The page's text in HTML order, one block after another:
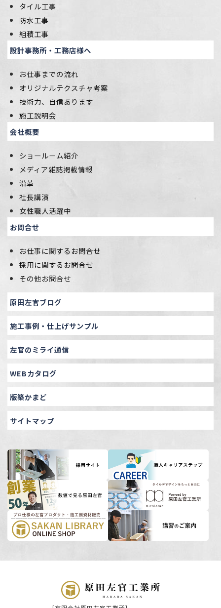
タイル工事
防水工事
組積工事
設計事務所・工務店様へ
お仕事までの流れ
オリジナルテクスチャ考案
技術力、自信あります
施工説明会
会社概要
ショールーム紹介
メディア雑誌掲載情報
沿革
社長講演
女性職人活躍中
お問合せ
お仕事に関するお問合せ
採用に関するお問合せ
その他お問合せ
原田左官ブログ
施工事例・仕上げサンプル
左官のミライ通信
WEBカタログ
版築かまど
サイトマップ